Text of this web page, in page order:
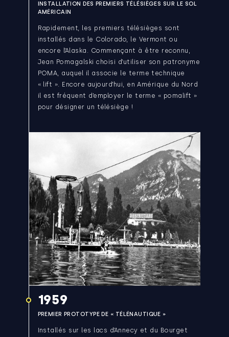
INSTALLATION DES PREMIERS TÉLÉSIÈGES SUR LE SOL
AMÉRICAIN
Rapidement, les premiers télésièges sont
installés dans le Colorado, le Vermont ou
encore l’Alaska. Commençant à être reconnu,
Jean Pomagalski choisi d’utiliser son patronyme
POMA, auquel il associe le terme technique
« lift ». Encore aujourd’hui, en Amérique du Nord
il est fréquent d’employer le terme « pomalift »
pour désigner un télésiège !
1959
PREMIER PROTOTYPE DE « TÉLÉNAUTIQUE »
Installés sur les lacs d’Annecy et du Bourget